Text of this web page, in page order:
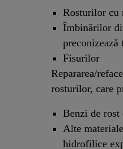
Rosturilor cu
Îmbinărilor
Fisurilor
Repararea/
rosturilor, care
Benzi de rost
Alte
hidrofilice